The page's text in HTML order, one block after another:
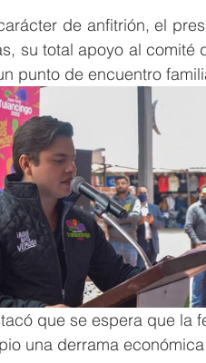
de anfitrión, el
su total apoyo al comité
punto de encuentro
que se espera que la
una derrama